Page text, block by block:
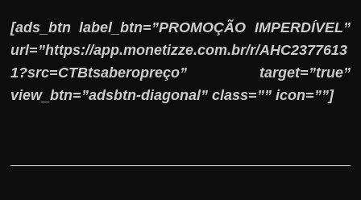
[ads_btn label_btn=”PROMOÇÃO IMPERDÍVEL”
url=”https://app.monetizze.com.br/r/AHC2377613
1?src=CTBtsaberopreço” target=”true”
view_btn=”adsbtn-diagonal” class=”” icon=””]